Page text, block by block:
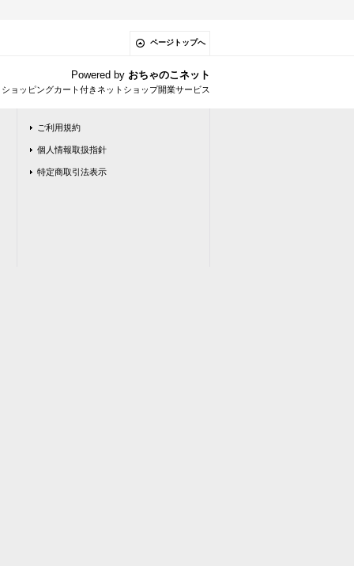
ページトップへ
Powered by おちゃのこネット
ョッピングカート付きネットショップ開業サービス
ご利用規約
個人情報取扱指針
特定商取引法表示